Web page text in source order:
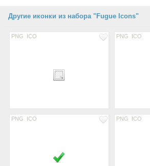
Другие иконки из набора "Fugue Icons"
PNG ICO PNG ICO
PNG ICO PNG ICO